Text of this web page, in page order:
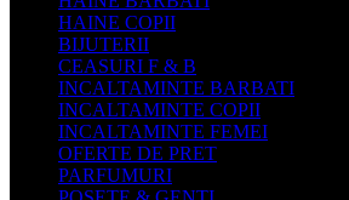
HAINE COPII
BIJUTERII
CEASURI F & B
INCALTAMINTE BARBATI
INCALTAMINTE COPII
INCALTAMINTE FEMEI
OFERTE DE PRET
PARFUMURI